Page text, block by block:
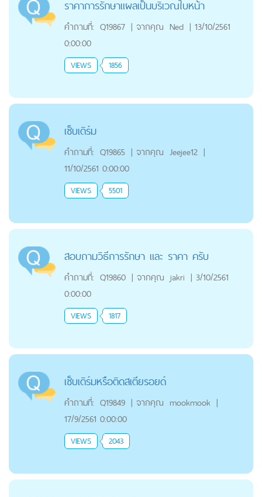
ราคาการรักษาแผลเป็นบริเวณใบหน้า
คำถามที่: Q19867 | จากคุณ Ned | 13/10/2561
0:00:00
VIEWS 1856
เซ็บเดิร์ม
คำถามที่: Q19865 | จากคุณ Jeejee12 |
11/10/2561 0:00:00
VIEWS 5501
สอบถามวิธีการรักษา และ ราคา ครับ
คำถามที่: Q19860 | จากคุณ jakri | 3/10/2561
0:00:00
VIEWS 1817
เซ็บเดิร์มหรือติดสเตียรอยด์
คำถามที่: Q19849 | จากคุณ mookmook |
17/9/2561 0:00:00
VIEWS 2043